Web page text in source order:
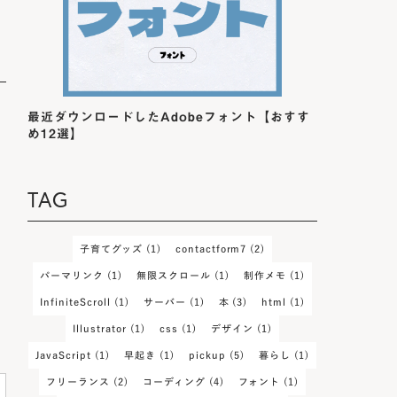
最近ダウンロードしたAdobeフォント【おすす
め12選】
TAG
子育てグッズ (1) contactform7 (2)
パーマリンク (1) 無限スクロール (1) 制作メモ (1)
InfiniteScroll (1) サーバー (1) 本 (3) html (1)
Illustrator (1) css (1) デザイン (1)
JavaScript (1) 早起き (1) pickup (5) 暮らし (1)
フリーランス (2) コーディング (4) フォント (1)